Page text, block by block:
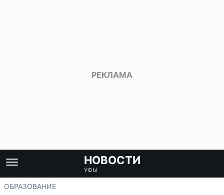
НОВОСТИ
УФЫ
ОБРАЗОВАНИЕ